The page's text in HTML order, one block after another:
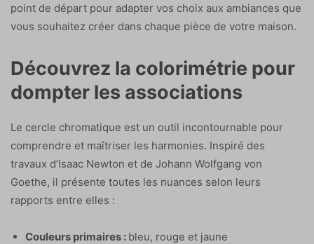
point de départ pour adapter vos choix aux ambiances que
vous souhaitez créer dans chaque pièce de votre maison.
Découvrez la colorimétrie pour
dompter les associations
Le cercle chromatique est un outil incontournable pour
comprendre et maîtriser les harmonies. Inspiré des
travaux d’Isaac Newton et de Johann Wolfgang von
Goethe, il présente toutes les nuances selon leurs
rapports entre elles :
Couleurs primaires : bleu, rouge et jaune